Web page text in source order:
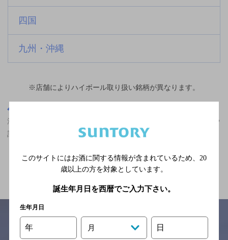
四国
九州・沖縄
※店舗によりハイボール取り扱い銘柄が異なります。
浦和駅(埼玉県)周辺500m,その他,カールスバーグが飲める,誕生日や
記念日のサービスあり,3,000円以上～5,000円未満のお店
関連ページ
このサイトにはお酒に関する情報が含まれているため、 20
歳以上の方を対象としています。
誕生年月日を西暦でご入力下さい。
生年月日
年 月 日